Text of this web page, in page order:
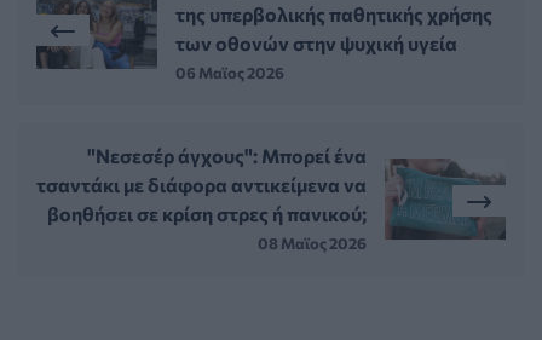
της υπερβολικής παθητικής χρήσης
των οθονών στην ψυχική υγεία
06 Μαϊος 2026
"Νεσεσέρ άγχους": Μπορεί ένα
τσαντάκι με διάφορα αντικείμενα να
βοηθήσει σε κρίση στρες ή πανικού;
08 Μαϊος 2026